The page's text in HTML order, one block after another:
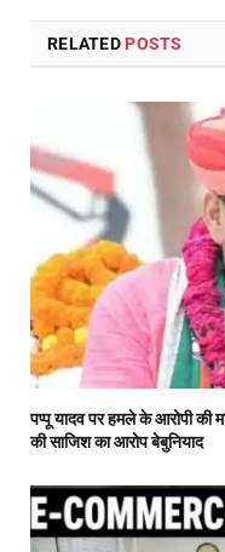
RELATED POSTS
पप्पू यादव पर हमले के आरोपी की
की साजिश का आरोप बेबुनियाद